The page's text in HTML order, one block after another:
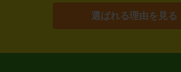
選ばれる理由を見る